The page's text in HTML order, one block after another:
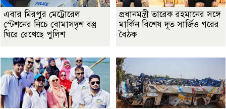
এবার মিরপুর মেট্রোরেল
স্টেশনের নিচে বোমাসদৃশ বস্তু
ঘিরে রেখেছে পুলিশ
প্রধানমন্ত্রী তারেক রহমানের সঙ্গে
মার্কিন বিশেষ দূত সার্জিও গরের
বৈঠক